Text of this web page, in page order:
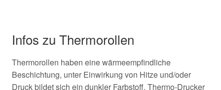
Infos zu Thermorollen
Thermorollen haben eine wärmeempfindliche
Beschichtung, unter Einwirkung von Hitze und/oder
Druck bildet sich ein dunkler Farbstoff. Thermo-Drucker